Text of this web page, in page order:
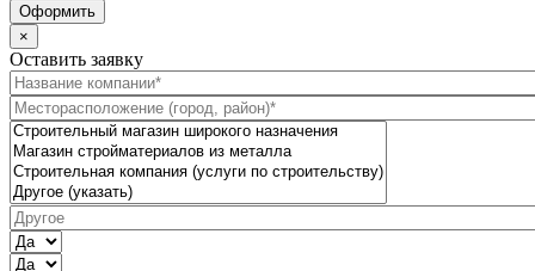
Оформить
×
Оставить заявку